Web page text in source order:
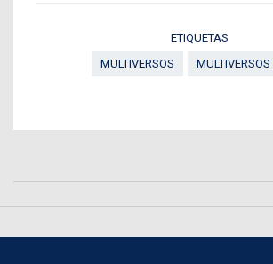
ETIQUETAS
MULTIVERSOS
MULTIVERSOS